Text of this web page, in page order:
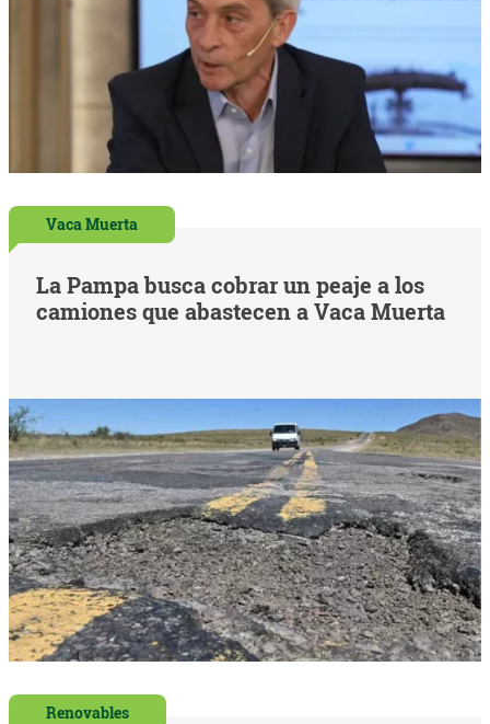
Vaca Muerta
La Pampa busca cobrar un peaje a los
camiones que abastecen a Vaca Muerta
Renovables